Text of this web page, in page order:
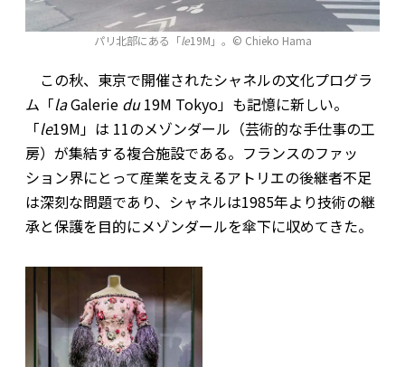
パリ北部にある「le19M」。© Chieko Hama
この秋、東京で開催されたシャネルの文化プログラ
ム「laGalerie du19M Tokyo」も記憶に新しい。
「le19M」は 11のメゾンダール（芸術的な手仕事の工
房）が集結する複合施設である。フランスのファッ
ション界にとって産業を支えるアトリエの後継者不足
は深刻な問題であり、シャネルは1985年より技術の継
承と保護を目的にメゾンダールを傘下に収めてきた。